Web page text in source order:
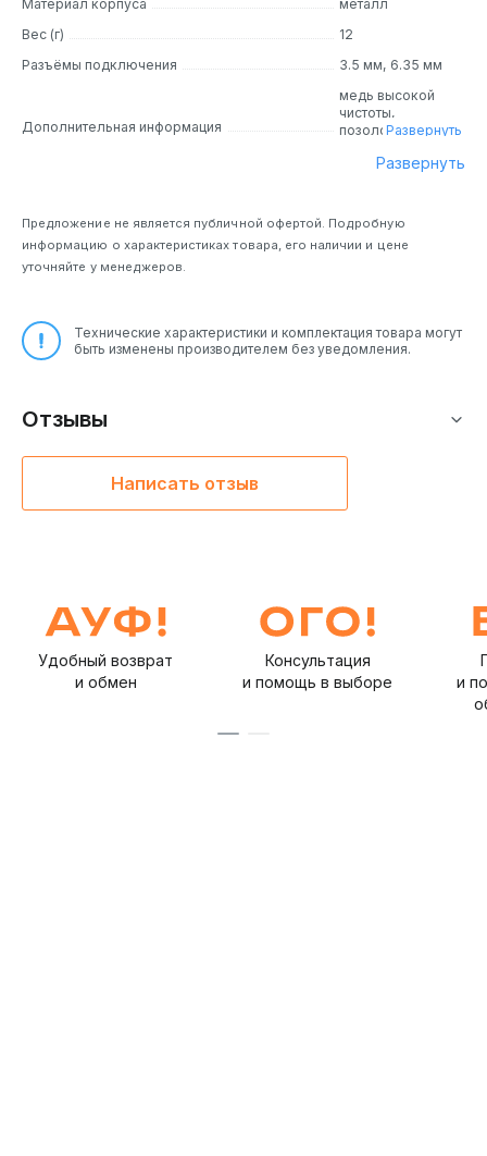
Материал корпуса
металл
Вес (г)
12
Разъёмы подключения
3.5 мм, 6.35 мм
Дополнительная информация
медь высокой
чистоты,
позолоченные
Развернуть
Развернуть
Предложение не является публичной офертой. Подробную
информацию о характеристиках товара, его наличии и цене
уточняйте у менеджеров.
Технические характеристики и комплектация товара могут
быть изменены производителем без уведомления.
Отзывы
Написать отзыв
Удобный возврат
и обмен
Консультация
и помощь в выборе
и